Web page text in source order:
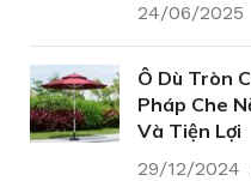
24/06/2025
Ô Dù Tròn
Pháp Che
Và Tiện Lợi
29/12/2024